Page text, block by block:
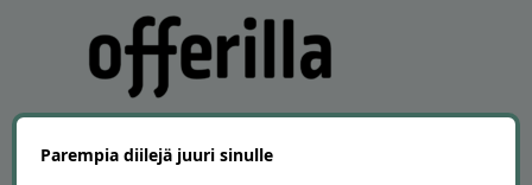
Parempia diilejä juuri sinulle